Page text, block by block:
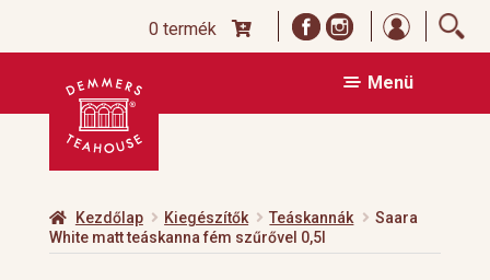
0 termék
Ugrás
navigációhoz
Kilépés
tartalomba
Menü
Kezdőlap Kiegészítők Teáskannák
Saara
White matt teáskanna fém szűrővel 0,5l